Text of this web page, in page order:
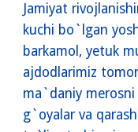
Jamiyat
kuchi bo`lgan
barkamol, yetuk
ajdodlarimiz
ma`daniy
g`oyalar va